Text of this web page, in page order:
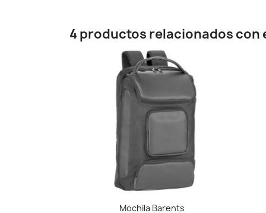
4 productos relacionados con
Vista rápida
Mochila Barents